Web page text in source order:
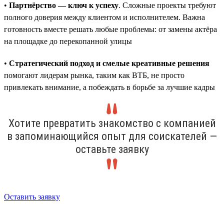
• Партнёрство — ключ к успеху. Сложные проекты требуют
полного доверия между клиентом и исполнителем. Важна
готовность вместе решать любые проблемы: от замены актёра
на площадке до перекопанной улицы
• Стратегический подход и смелые креативные решения
помогают лидерам рынка, таким как ВТБ, не просто
привлекать внимание, а побеждать в борьбе за лучшие кадры
Хотите превратить знакомство с компанией
в запоминающийся опыт для соискателей —
оставьте заявку
Оставить заявку